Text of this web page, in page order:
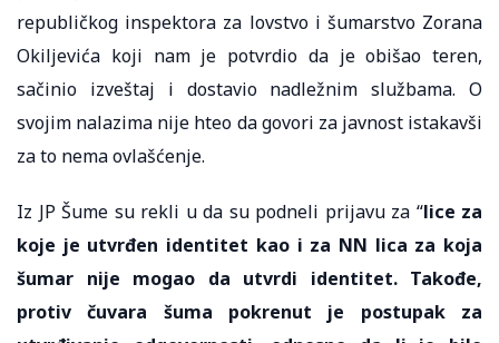
republičkog inspektora za lovstvo i šumarstvo Zorana
Okiljevića koji nam je potvrdio da je obišao teren,
sačinio izveštaj i dostavio nadležnim službama. O
svojim nalazima nije hteo da govori za javnost istakavši
za to nema ovlašćenje.
Iz JP Šume su rekli u da su podneli prijavu za “lice za
koje je utvrđen identitet kao i za NN lica za koja
šumar nije mogao da utvrdi identitet. Takođe,
protiv čuvara šuma pokrenut je postupak za